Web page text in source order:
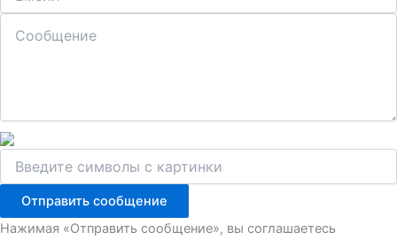
Отправить сообщение
Нажимая «Отправить сообщение», вы соглашаетесь